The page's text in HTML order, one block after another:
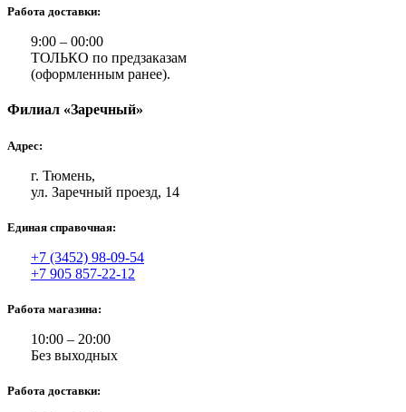
Работа доставки:
9:00 – 00:00
ТОЛЬКО по предзаказам
(оформленным ранее).
Филиал «Заречный»
Адрес:
г. Тюмень,
ул. Заречный проезд, 14
Единая справочная:
+7 (3452) 98-09-54
+7 905 857-22-12
Работа магазина:
10:00 – 20:00
Без выходных
Работа доставки: